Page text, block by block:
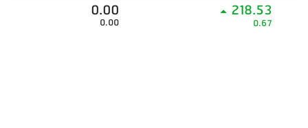
0.00
0.00
218.53
0.67